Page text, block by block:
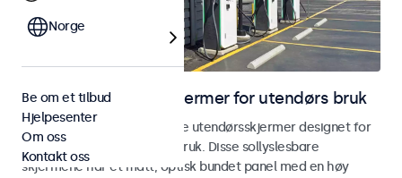
Skjermer og touchskjermer for utendørs bruk
Utforsk våre værbestandige utendørsskjermer designet for
industriell og kommersiell bruk. Disse sollyslesbare
skjermene har et matt, optisk bundet panel med en høy
Norge
Be om et tilbud
Hjelpesenter
Om oss
Kontakt oss